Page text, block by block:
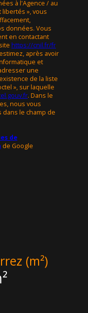
à l'Agence / au
», vous
données. Vous
en contactant
https://cnil.fr/fr
après avoir
et
une
de la liste
», sur laquelle
. Dans le
nous vous
le champ de
de
de Google
(m²)